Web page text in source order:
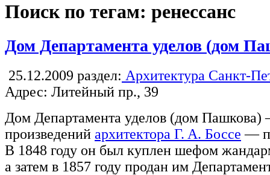
Поиск по тегам: ренессанс
Дом Департамента уделов (дом
25.12.2009 раздел: Архитектура Санкт-
Адрес: Литейный пр., 39
Дом Департамента уделов (дом
произведений архитектора Г. А. Боссе —
В 1848 году он был куплен шефом
а затем в 1857 году продан им